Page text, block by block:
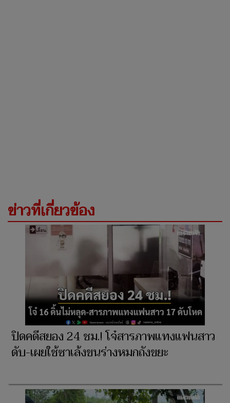
ข่าวที่เกี่ยวข้อง
ปิดคดีสยอง 24 ชม.! โจ๋สารภาพแทงแฟนสาว
ดับ-เผยใช้ซาเล้งขนร่างหมกถังขยะ